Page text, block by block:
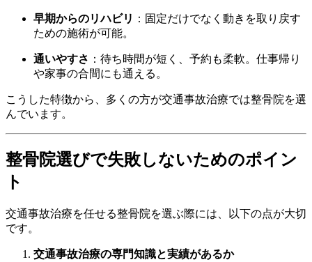
早期からのリハビリ ：固定だけでなく動きを取り戻す
ための施術が可能。
通いやすさ ：待ち時間が短く、予約も柔軟。仕事帰り
や家事の合間にも通える。
こうした特徴から、多くの方が交通事故治療では整骨院を選
んでいます。
整骨院選びで失敗しないためのポイン
ト
交通事故治療を任せる整骨院を選ぶ際には、以下の点が大切
です。
交通事故治療の専門知識と実績があるか